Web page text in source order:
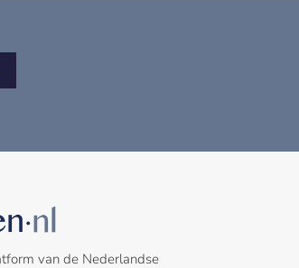
van de Nederlandse